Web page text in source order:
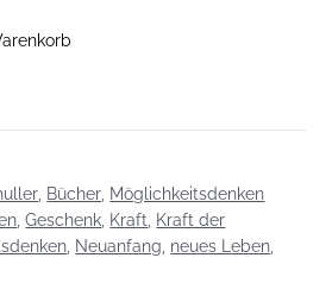
Bücher Möglichkeitsdenken
,Geschenk Kraft
Kraft der
Neuanfang neues Leben